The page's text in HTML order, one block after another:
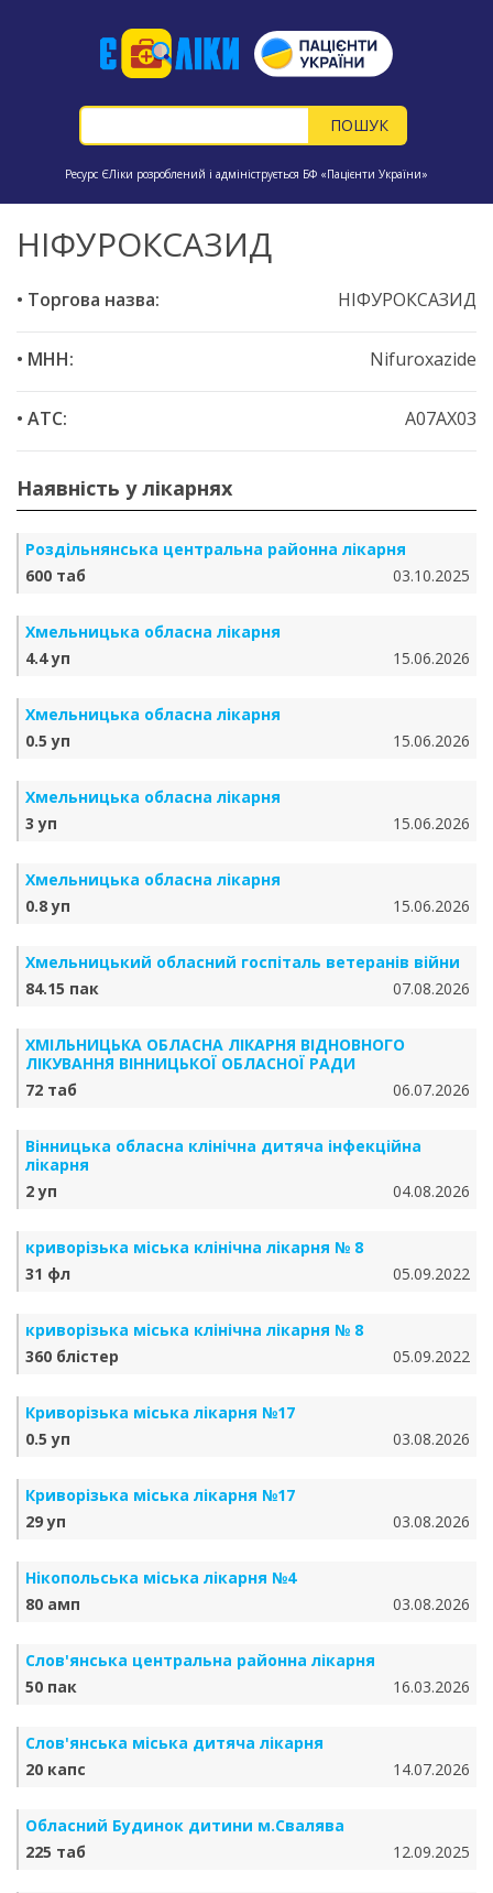
Ресурс ЄЛіки розроблений і адмініструється БФ «Пацієнти України»
НІФУРОКСАЗИД
• Торгова назва: НІФУРОКСАЗИД
• МНН: Nifuroxazide
• ATC: A07AX03
Наявність у лікарнях
Роздільнянська центральна районна лікарня
600 таб
03.10.2025
Хмельницька обласна лікарня
4.4 уп
15.06.2026
Хмельницька обласна лікарня
0.5 уп
15.06.2026
Хмельницька обласна лікарня
3 уп
15.06.2026
Хмельницька обласна лікарня
0.8 уп
15.06.2026
Хмельницький обласний госпіталь ветеранів війни
84.15 пак
07.08.2026
ХМІЛЬНИЦЬКА ОБЛАСНА ЛІКАРНЯ ВІДНОВНОГО
ЛІКУВАННЯ ВІННИЦЬКОЇ ОБЛАСНОЇ РАДИ
72 таб
06.07.2026
Вінницька обласна клінічна дитяча інфекційна
лікарня
2 уп
04.08.2026
криворізька міська клінічна лікарня № 8
31 фл
05.09.2022
криворізька міська клінічна лікарня № 8
360 блістер
05.09.2022
Криворізька міська лікарня №17
0.5 уп
03.08.2026
Криворізька міська лікарня №17
29 уп
03.08.2026
Нікопольська міська лікарня №4
80 амп
03.08.2026
Слов'янська центральна районна лікарня
50 пак
16.03.2026
Слов'янська міська дитяча лікарня
20 капс
14.07.2026
Обласний Будинок дитини м.Свалява
225 таб
12.09.2025